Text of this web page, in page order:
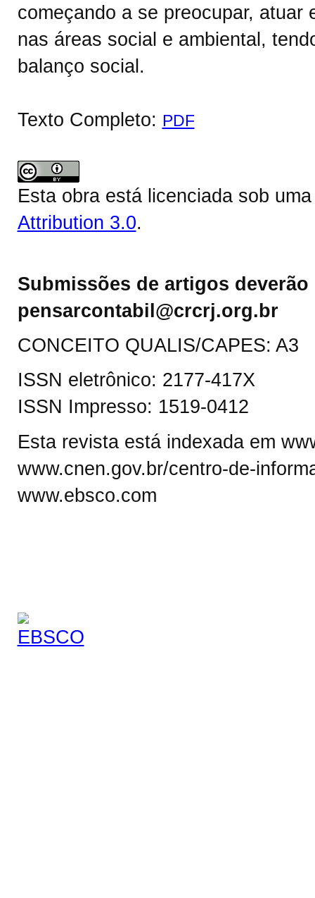
começando a se preocupar,
nas áreas social e ambiental,
balanço social.
Texto Completo: PDF
Esta obra está licenciada sob
Attribution 3.0.
Submissões de artigos
pensarcontabil@crcrj.org.br
CONCEITO QUALIS/CAPES: A3
ISSN eletrônico: 2177-417X
ISSN Impresso: 1519-0412
Esta revista está indexada em
www.cnen.gov.br/centro-de-
www.ebsco.com